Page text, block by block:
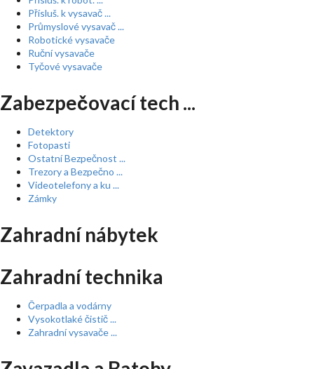
Přísluš. k vysavač ...
Průmyslové vysavač ...
Robotické vysavače
Ruční vysavače
Tyčové vysavače
Zabezpečovací tech ...
Detektory
Fotopasti
Ostatní Bezpečnost ...
Trezory a Bezpečno ...
Videotelefony a ku ...
Zámky
Zahradní nábytek
Zahradní technika
Čerpadla a vodárny
Vysokotlaké čistič ...
Zahradní vysavače ...